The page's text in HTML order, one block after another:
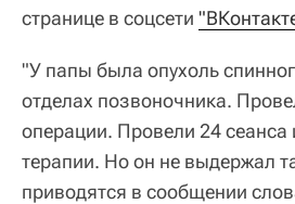
странице в соцсети
"У папы была опухоль
отделах позвоночника.
операции. Провели 24 сеанса
терапии. Но он не выдержал
приводятся в сообщении